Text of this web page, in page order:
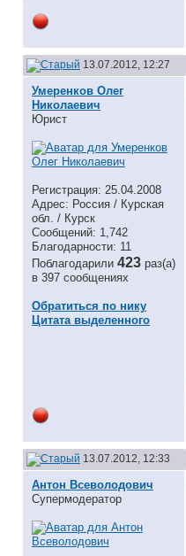
13.07.2012, 12:27
Умеренков Олег
Николаевич
Юрист
Регистрация: 25.04.2008
Адрес: Россия / Курская
обл. / Курск
Сообщений: 1,742
Благодарности: 11
Поблагодарили 423 раз(а)
в 397 сообщениях
Обратиться по нику
Цитата выделенного
13.07.2012, 12:33
Антон Всеволодович
Супермодератор